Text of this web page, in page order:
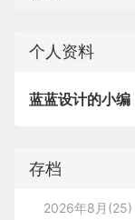
个人资料
蓝蓝设计的小编
存档
2026年8月(25)